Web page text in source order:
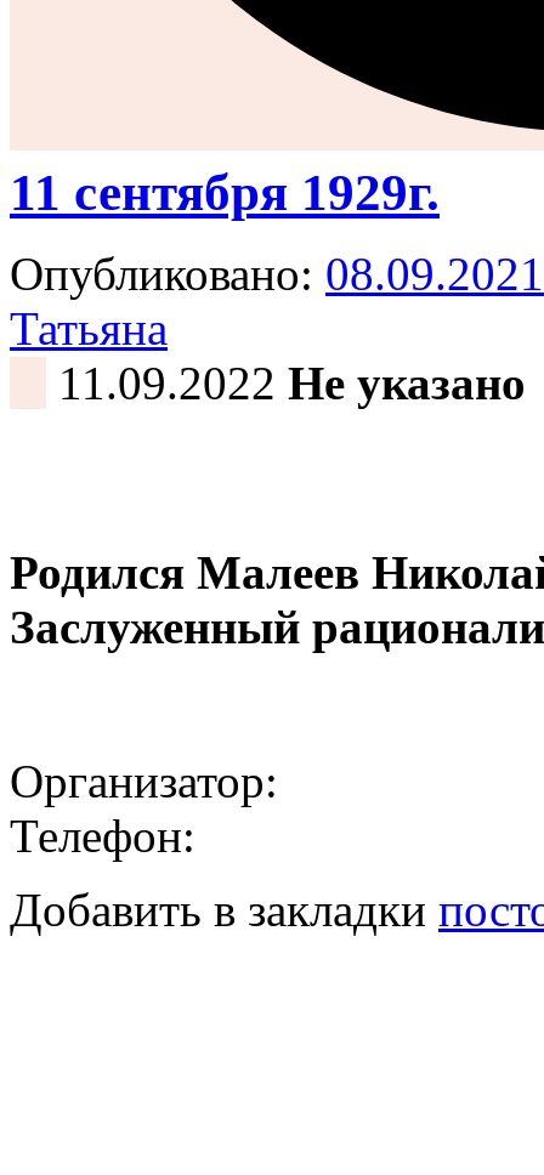
11 сентября 1929г.
Опубликовано: 08.09.2021
Татьяна
11.09.2022 Не указано
Родился Малеев
Заслуженный
Организатор:
Телефон:
Добавить в закладки